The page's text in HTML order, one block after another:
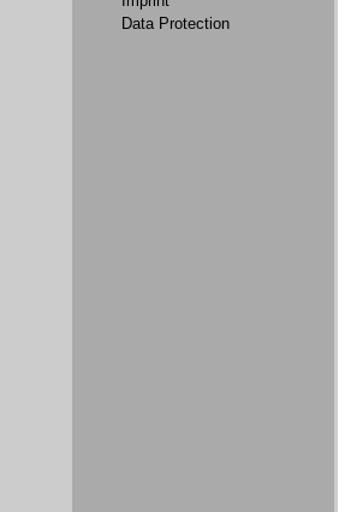
Data Protection